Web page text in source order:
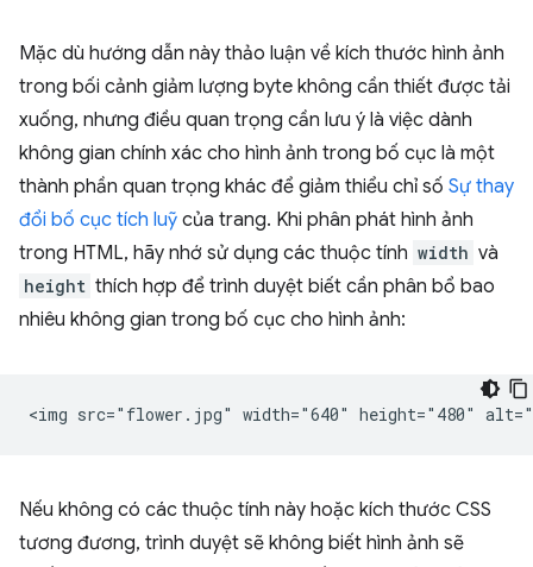
Mặc dù hướng dẫn này thảo luận về kích thước hình ảnh
trong bối cảnh giảm lượng byte không cần thiết được tải
xuống, nhưng điều quan trọng cần lưu ý là việc dành
không gian chính xác cho hình ảnh trong bố cục là một
thành phần quan trọng khác để giảm thiểu chỉ số Sự thay
đổi bố cục tích luỹ của trang. Khi phân phát hình ảnh
trong HTML, hãy nhớ sử dụng các thuộc tính width và
height thích hợp để trình duyệt biết cần phân bổ bao
nhiêu không gian trong bố cục cho hình ảnh:
Nếu không có các thuộc tính này hoặc kích thước CSS
tương đương, trình duyệt sẽ không biết hình ảnh sẽ